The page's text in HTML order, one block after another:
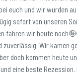
euch und wir wurden
sofort von unseren
fahren wir heute
zuverlässig. Wir kamen
doch kommen heute
eine beste Rezession.